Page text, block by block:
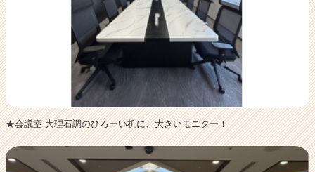
★会議室 大理石調のひろーい机に、大きいモニター！